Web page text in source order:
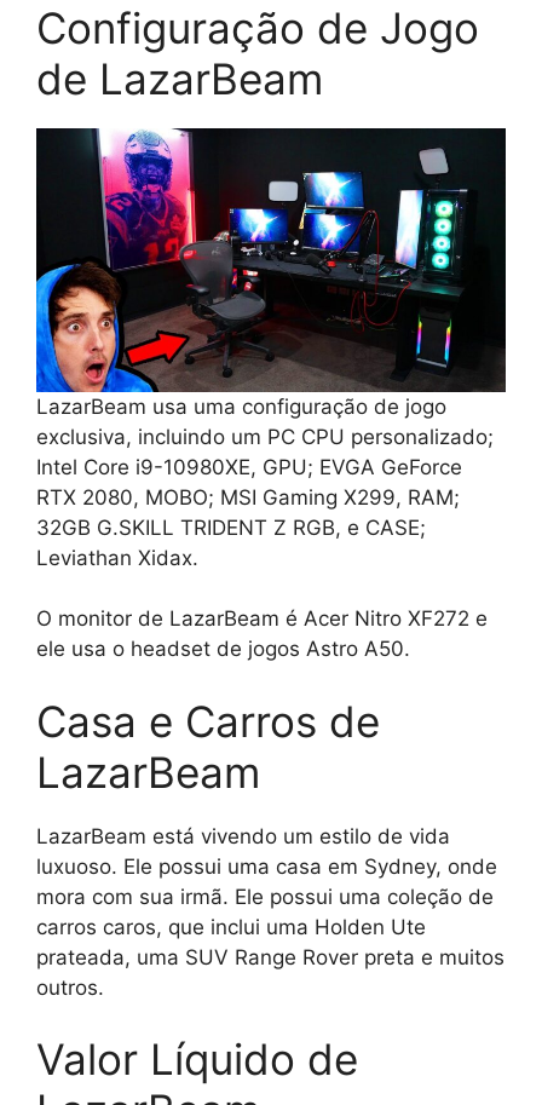
Configuração de Jogo
de LazarBeam
LazarBeam usa uma configuração de jogo
exclusiva, incluindo um PC CPU personalizado;
Intel Core i9-10980XE, GPU; EVGA GeForce
RTX 2080, MOBO; MSI Gaming X299, RAM;
32GB G.SKILL TRIDENT Z RGB, e CASE;
Leviathan Xidax.
O monitor de LazarBeam é Acer Nitro XF272 e
ele usa o headset de jogos Astro A50.
Casa e Carros de
LazarBeam
LazarBeam está vivendo um estilo de vida
luxuoso. Ele possui uma casa em Sydney, onde
mora com sua irmã. Ele possui uma coleção de
carros caros, que inclui uma Holden Ute
prateada, uma SUV Range Rover preta e muitos
outros.
Valor Líquido de